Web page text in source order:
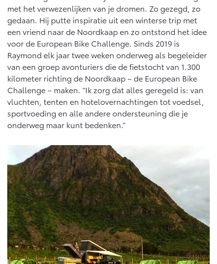
Proace (excl. BTW)
OOK ALS BATTERIJ-
ELEKTRISCH
Vanaf € 37.500,-
Proace Verso
BATTERIJ-ELEKTRISCH
Vanaf € 55.950,-
Proace Max (excl. BTW)
OOK ALS BATTERIJ-
ELEKTRISCH
Vanaf € 46.301,-
Hilux (excl. BTW)
OOK ALS BATTERIJ-
ELEKTRISCH
Vanaf € 56.570,-
Land Cruiser (excl. BTW)
met het verwezenlijken van je dromen. Zo gezegd, zo
gedaan. Hij putte inspiratie uit een winterse trip met
een vriend naar de Noordkaap en zo ontstond het idee
voor de European Bike Challenge. Sinds 2019 is
Raymond elk jaar twee weken onderweg als begeleider
van een groep avonturiers die de fietstocht van 1.300
kilometer richting de Noordkaap – de European Bike
Challenge – maken. “Ik zorg dat alles geregeld is: van
vluchten, tenten en hotelovernachtingen tot voedsel,
sportvoeding en alle andere ondersteuning die je
onderweg maar kunt bedenken.”